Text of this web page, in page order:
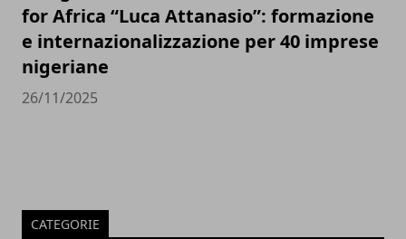
for Africa “Luca Attanasio”: formazione
e internazionalizzazione per 40 imprese
nigeriane
26/11/2025
CATEGORIE